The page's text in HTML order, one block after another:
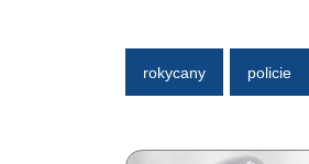
rokycany policie